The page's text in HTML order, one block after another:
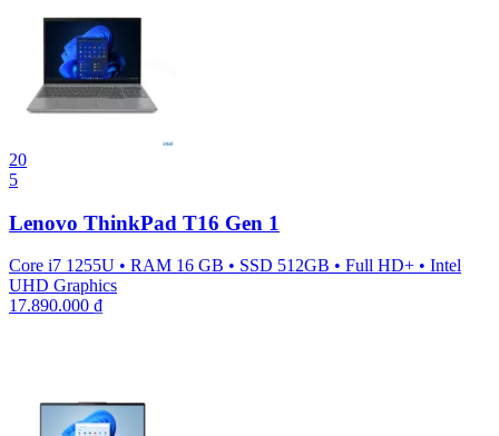
20
5
Lenovo ThinkPad T16 Gen 1
Core i7 1255U • RAM 16 GB • SSD 512GB • Full HD+ • Intel
UHD Graphics
17.890.000 ₫